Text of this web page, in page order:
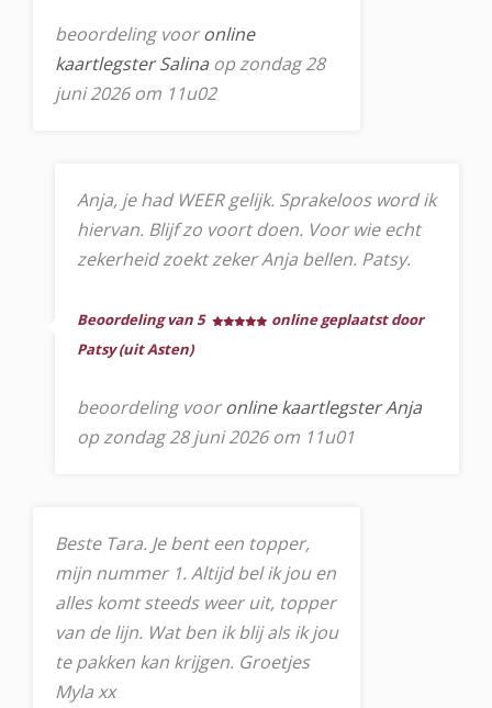
beoordeling vooronline
kaartlegster Salina op zondag 28
juni 2026 om 11u02
Anja, je had WEER gelijk. Sprakeloos word ik
hiervan. Blijf zo voort doen. Voor wie echt
zekerheid zoekt zeker Anja bellen. Patsy.
Beoordeling van 5
online geplaatst door
Patsy (uit Asten)
beoordeling vooronline kaartlegster Anja
op zondag 28 juni 2026 om 11u01
Beste Tara. Je bent een topper,
mijn nummer 1. Altijd bel ik jou en
alles komt steeds weer uit, topper
van de lijn. Wat ben ik blij als ik jou
te pakken kan krijgen. Groetjes
Myla xx